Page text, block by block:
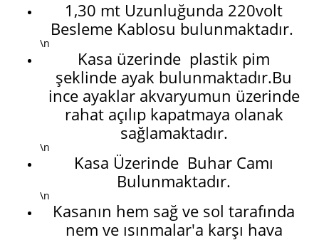
1,30 mt Uzunluğunda 220volt
Besleme Kablosu bulunmaktadır.
\n
Kasa üzerinde plastik pim
şeklinde ayak bulunmaktadır.Bu
ince ayaklar akvaryumun üzerinde
rahat açılıp kapatmaya olanak
sağlamaktadır.
\n
Kasa Üzerinde Buhar Camı
Bulunmaktadır.
\n
Kasanın hem sağ ve sol tarafında
nem ve ısınmalar'a karşı hava